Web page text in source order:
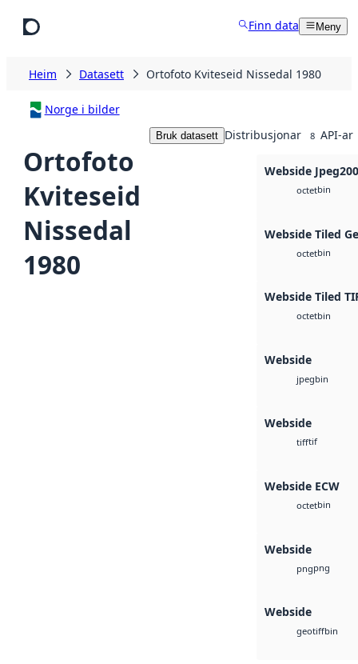
Finn data Meny
Heim Datasett Ortofoto Kviteseid Nissedal 1980
Norge i bilder
Ortofoto
Kviteseid
Nissedal
1980
Bruk datasett Distribusjonar 8 API-ar
Webside
octetbin
Webside Tiled
octetbin
Webside Tiled
octetbin
Webside
jpegbin
Webside
tifftif
Webside ECW
octetbin
Webside
pngpng
Webside
geotiffbin